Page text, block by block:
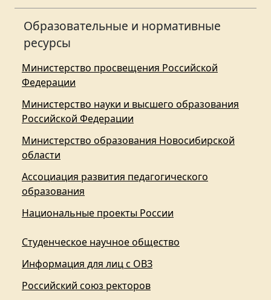
Образовательные и нормативные
ресурсы
Министерство просвещения Российской
Федерации
Министерство науки и высшего образования
Российской Федерации
Министерство образования Новосибирской
области
Ассоциация развития педагогического
образования
Национальные проекты России
Студенческое научное общество
Информация для лиц с ОВЗ
Российский союз ректоров